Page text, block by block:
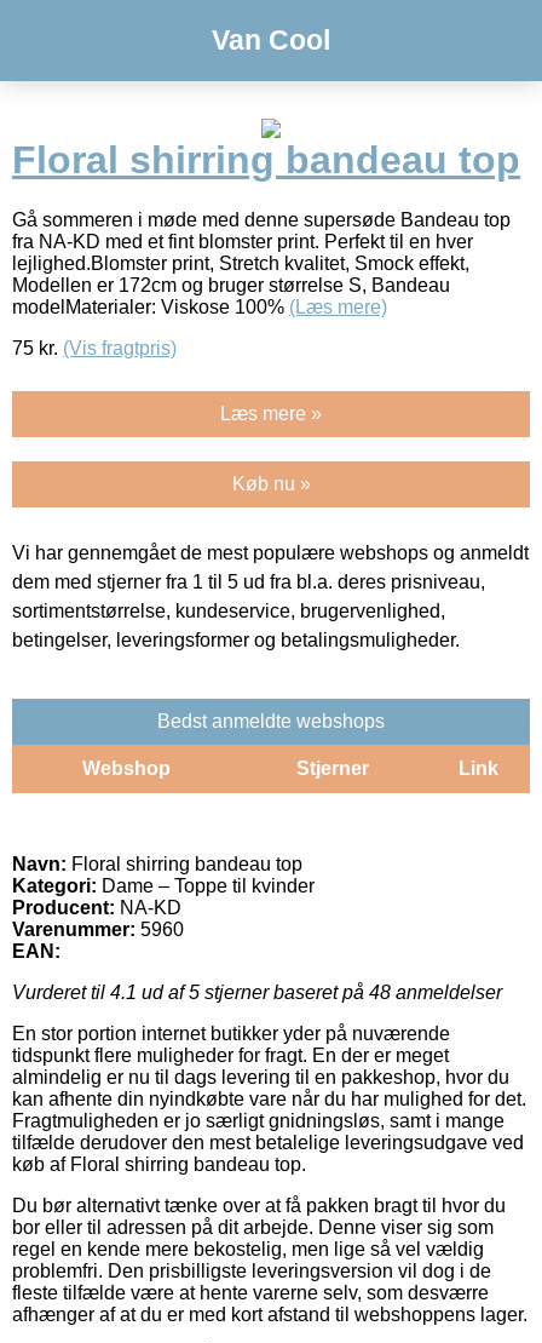
Van Cool
Floral shirring bandeau top
Gå sommeren i møde med denne supersøde Bandeau top
fra NA-KD med et fint blomster print. Perfekt til en hver
lejlighed.Blomster print, Stretch kvalitet, Smock effekt,
Modellen er 172cm og bruger størrelse S, Bandeau
modelMaterialer: Viskose 100% (Læs mere)
75 kr. (Vis fragtpris)
Læs mere »
Køb nu »
Vi har gennemgået de mest populære webshops og anmeldt
dem med stjerner fra 1 til 5 ud fra bl.a. deres prisniveau,
sortimentstørrelse, kundeservice, brugervenlighed,
betingelser, leveringsformer og betalingsmuligheder.
Bedst anmeldte webshops
Webshop Stjerner Link
Navn: Floral shirring bandeau top
Kategori: Dame – Toppe til kvinder
Producent: NA-KD
Varenummer: 5960
EAN:
Vurderet til 4.1 ud af 5 stjerner baseret på 48 anmeldelser
En stor portion internet butikker yder på nuværende
tidspunkt flere muligheder for fragt. En der er meget
almindelig er nu til dags levering til en pakkeshop, hvor du
kan afhente din nyindkøbte vare når du har mulighed for det.
Fragtmuligheden er jo særligt gnidningsløs, samt i mange
tilfælde derudover den mest betalelige leveringsudgave ved
køb af Floral shirring bandeau top.
Du bør alternativt tænke over at få pakken bragt til hvor du
bor eller til adressen på dit arbejde. Denne viser sig som
regel en kende mere bekostelig, men lige så vel vældig
problemfri. Den prisbilligste leveringsversion vil dog i de
fleste tilfælde være at hente varerne selv, som desværre
afhænger af at du er med kort afstand til webshoppens lager.